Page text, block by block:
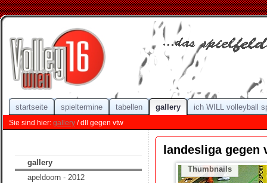
startseite spieltermine tabellen gallery ich WILL volleyball
Sie sind hier: gallery / dll gegen vtw
gallery
apeldoorn - 2012
landesliga gegen
Thumbnails